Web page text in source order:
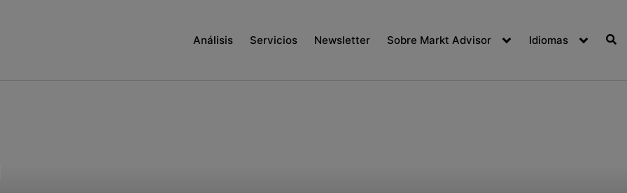
Análisis Servicios Newsletter Sobre Markt Advisor Idiomas